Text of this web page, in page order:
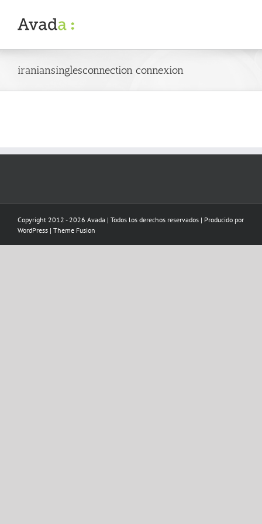
content
iraniansinglesconnection connexion
Copyright 2012 - 2026 Avada | Todos los derechos reservados | Producido por
WordPress | Theme Fusion